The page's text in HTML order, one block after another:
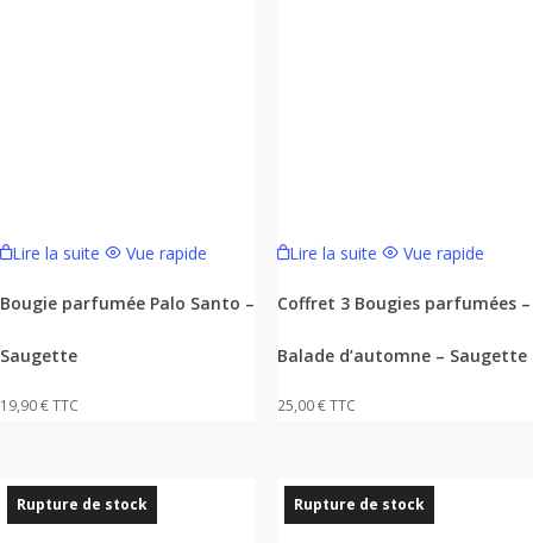
Lire la suite Vue rapide
Bougie parfumée Palo Santo –
Saugette
19,90€TTC
Lire la suite Vue rapide
Coffret 3 Bougies parfumées –
Balade d’automne – Saugette
25,00€TTC
Rupture de stock Rupture de stock